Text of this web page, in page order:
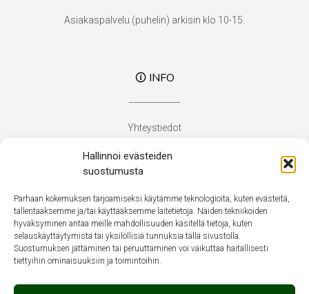
Hallinnoi evästeiden
suostumusta
Parhaan kokemuksen tarjoamiseksi käytämme teknologioita, kuten evästeitä,
tallentaaksemme ja/tai käyttääksemme laitetietoja. Näiden tekniikoiden
hyväksyminen antaa meille mahdollisuuden käsitellä tietoja, kuten
selauskäyttäytymistä tai yksilöllisiä tunnuksia tällä sivustolla.
Suostumuksen jättäminen tai peruuttaminen voi vaikuttaa haitallisesti
tiettyihin ominaisuuksiin ja toimintoihin.
Asiakaspalvelu (puhelin) arkisin klo 10-15.
🛈 INFO
Yhteystiedot
Toimitusehdot
Tietosuojaseloste
Suomi